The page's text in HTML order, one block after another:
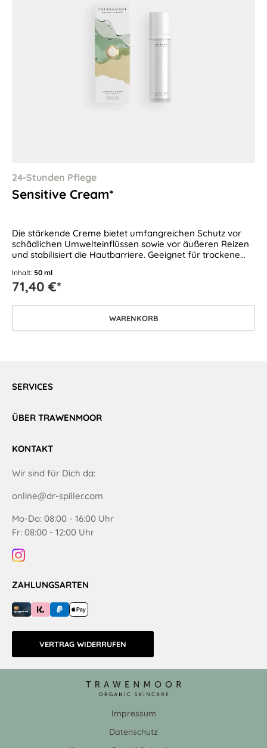
24-Stunden Pflege
Sensitive Cream*
Die stärkende Creme bietet umfangreichen Schutz vor
schädlichen Umwelteinflüssen sowie vor äußeren Reizen
und stabilisiert die Hautbarriere. Geeignet für trockene
Inhalt: 50 ml
71,40 €*
WARENKORB
SERVICES
ÜBER TRAWENMOOR
KONTAKT
Wir sind für Dich da:
online@dr-spiller.com
Mo-Do: 08:00 - 16:00 Uhr
Fr: 08:00 - 12:00 Uhr
ZAHLUNGSARTEN
VERTRAG WIDERRUFEN
Impressum
Datenschutz